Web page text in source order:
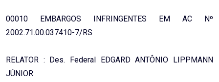
00010 EMBARGOS INFRINGENTES EM AC Nº
2002.71.00.037410-7/RS
RELATOR : Des. Federal EDGARD ANTÔNIO LIPPMANN
JÚNIOR